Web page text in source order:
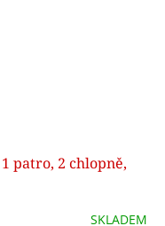
patro, 2 chlopně,
SKLADEM